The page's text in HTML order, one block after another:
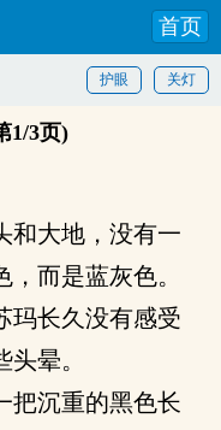
首页
关灯
护眼
1/3页)
和大地，没有一
而是蓝灰色。
玛长久没有感受
晕。
把沉重的黑色长